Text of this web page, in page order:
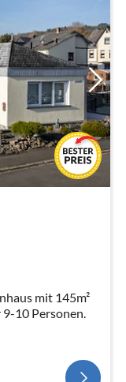
mit 145m²
10 Personen.